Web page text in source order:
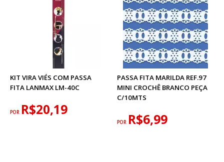
KIT VIRA VIÉS COM PASSA
FITA LANMAX LM-40C
POR R$20,19
PASSA FITA MARILDA REF.97
MINI CROCHÊ BRANCO PEÇA
C/10MTS
POR R$6,99